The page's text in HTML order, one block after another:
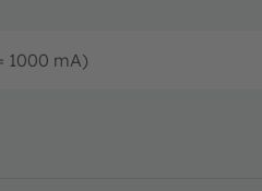
1000 mA)